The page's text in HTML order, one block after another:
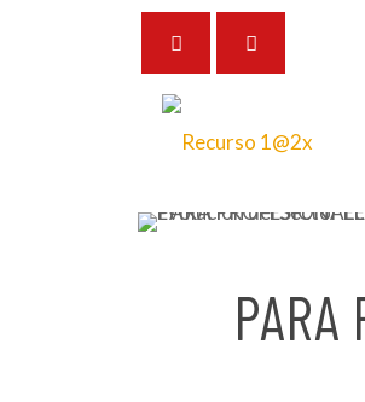
14 de septiembre de
PARA